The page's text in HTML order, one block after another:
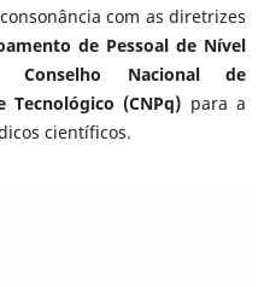
com as diretrizes
de Pessoal de Nível
Conselho Nacional de
Tecnológico (CNPq) para a
científicos.